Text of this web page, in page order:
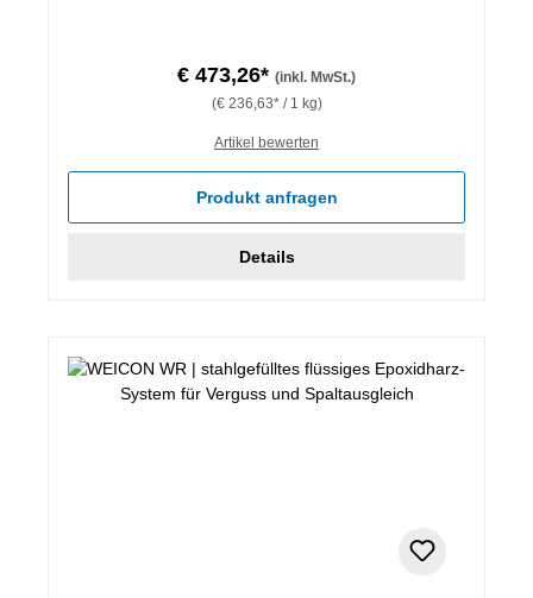
€ 473,26* (inkl. MwSt.)
(€ 236,63* / 1 kg)
Artikel bewerten
Produkt anfragen
Details